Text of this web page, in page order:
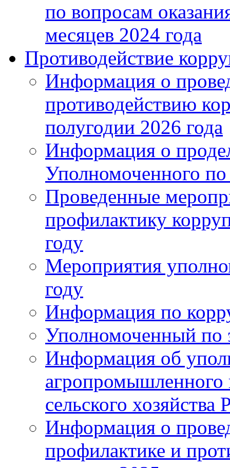
по вопросам
месяцев 2024 года
Противодействие
Информация о
противодействию
полугодии 2026 года
Информация о
Уполномоченного по
Проведенные
профилактику
году
Мероприятия
году
Информация по
Уполномоченный по
Информация об
агропромышленного
сельского хозяйства
Информация о
профилактике и